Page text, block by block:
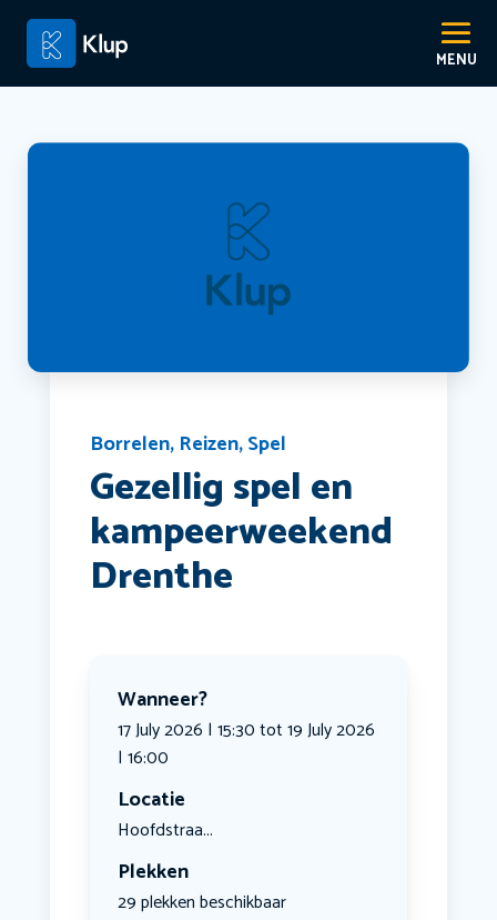
Borrelen, Reizen,Spel
Gezellig spel en
kampeerweekend
Drenthe
Wanneer?
17 July 2026 | 15:30 tot 19 July 2026
| 16:00
Locatie
Hoofdstraa...
Plekken
29 plekken beschikbaar